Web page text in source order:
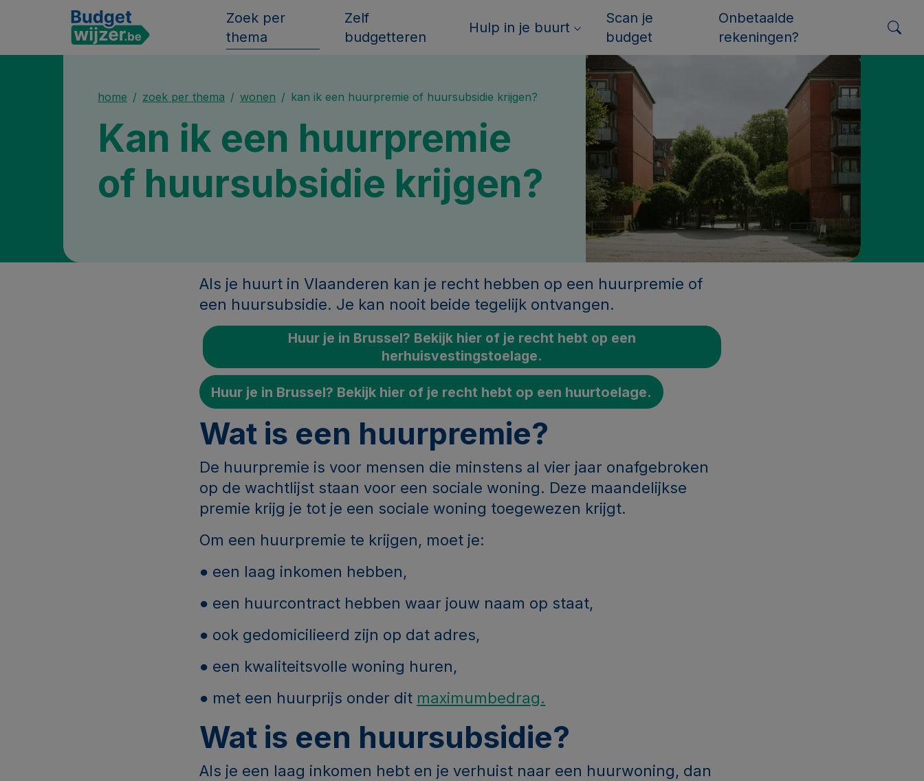
Zoek per
thema
Zelf
budgetteren
Hulp in je buurt
Scan je
budget
Onbetaalde
rekeningen?
home zoek per thema wonen kan ik een huurpremie of huursubsidie krijgen?
Kan ik een huurpremie
of huursubsidie krijgen?
Als je huurt in Vlaanderen kan je recht hebben op een huurpremie of
een huursubsidie. Je kan nooit beide tegelijk ontvangen.
Huur je in Brussel? Bekijk hier of je recht hebt op een
herhuisvestingstoelage.
Huur je in Brussel? Bekijk hier of je recht hebt op een huurtoelage.
Wat is een huurpremie?
De huurpremie is voor mensen die minstens al vier jaar onafgebroken
op de wachtlijst staan voor een sociale woning. Deze maandelijkse
premie krijg je tot je een sociale woning toegewezen krijgt.
Om een huurpremie te krijgen, moet je:
● een laag inkomen hebben,
● een huurcontract hebben waar jouw naam op staat,
● ook gedomicilieerd zijn op dat adres,
● een kwaliteitsvolle woning huren,
● met een huurprijs onder dit maximumbedrag.
Wat is een huursubsidie?
Als je een laag inkomen hebt en je verhuist naar een huurwoning, dan